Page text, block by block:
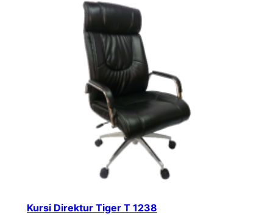
Kursi Direktur Tiger T 1238